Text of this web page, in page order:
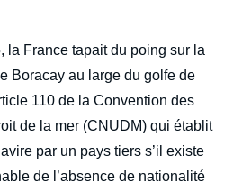
la France tapait du poing sur la
Boracay au large du golfe de
110 de la Convention des
de la mer (CNUDM) qui établit
par un pays tiers s’il existe
de l’absence de nationalité